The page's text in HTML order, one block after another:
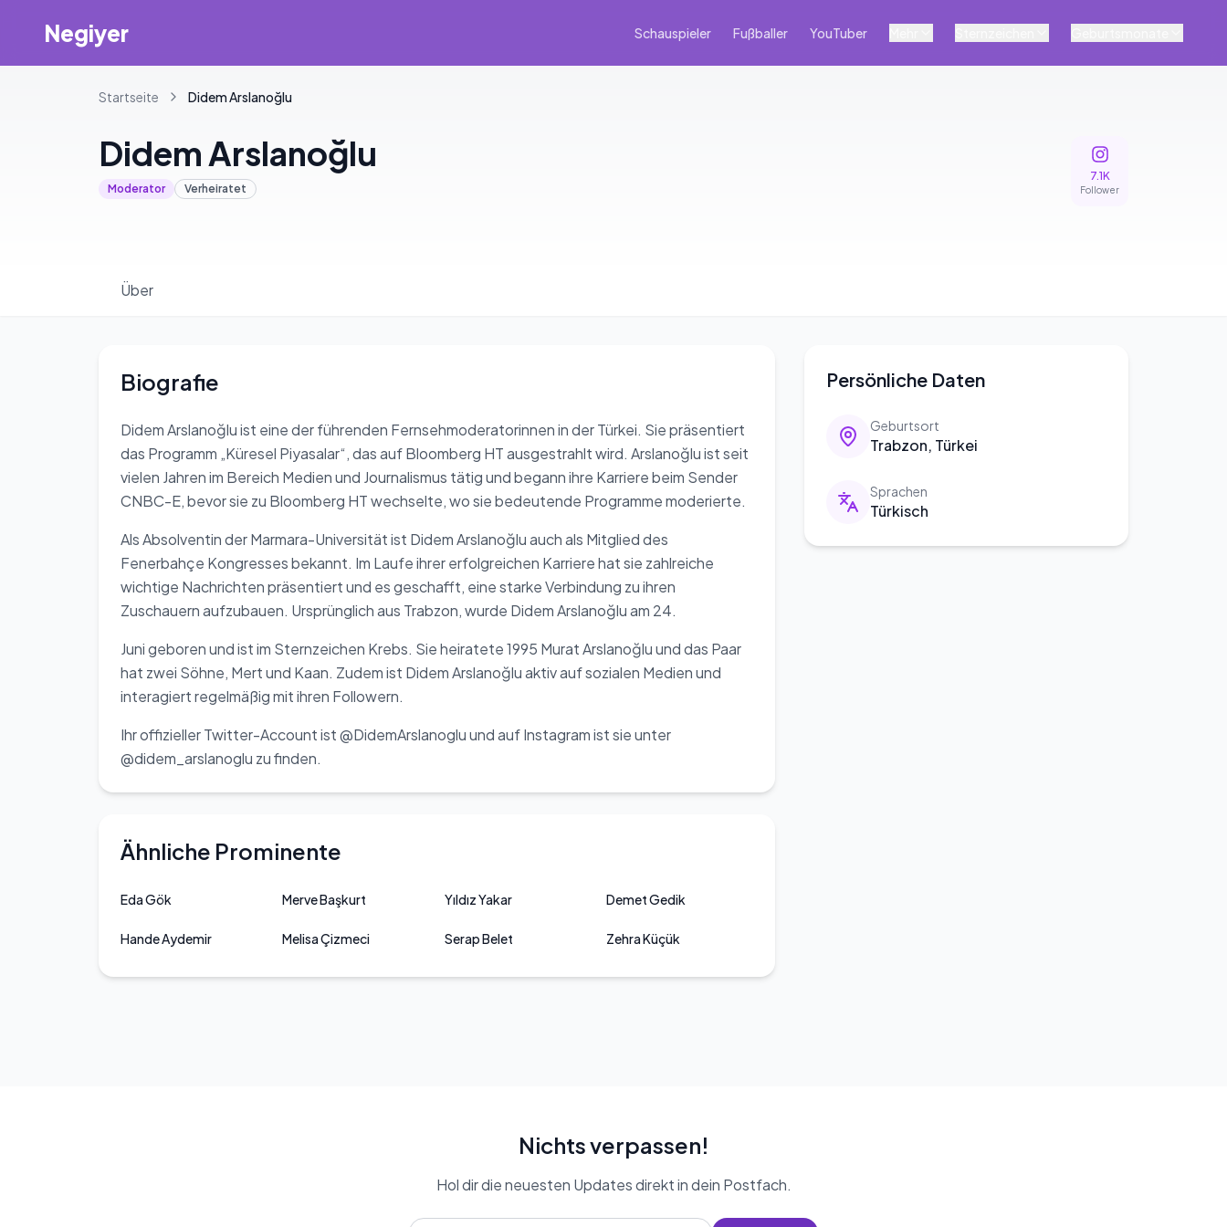
Negiyer Schauspieler Fußballer YouTuber
Startseite DidemArslanoğlu
DidemArslanoğlu
Moderator Verheiratet
7.1K
Follower
Über
Persönliche Daten
Geburtsort
Trabzon, Türkei
Sprachen
Türkisch
Biografie
Didem Arslanoğlu ist eine der führenden Fernsehmoderatorinnen in der Türkei. Sie präsentiert
das Programm „Küresel Piyasalar“, das auf Bloomberg HT ausgestrahlt wird. Arslanoğlu ist seit
vielen Jahren im Bereich Medien und Journalismus tätig und begann ihre Karriere beim Sender
CNBC-E, bevor sie zu Bloomberg HT wechselte, wo sie bedeutende Programme moderierte.
Als Absolventin der Marmara-Universität ist Didem Arslanoğlu auch als Mitglied des
Fenerbahçe Kongresses bekannt. Im Laufe ihrer erfolgreichen Karriere hat sie zahlreiche
wichtige Nachrichten präsentiert und es geschafft, eine starke Verbindung zu ihren
Zuschauern aufzubauen. Ursprünglich aus Trabzon, wurde Didem Arslanoğlu am 24.
Juni geboren und ist im Sternzeichen Krebs. Sie heiratete 1995 Murat Arslanoğlu und das Paar
hat zwei Söhne, Mert und Kaan. Zudem ist Didem Arslanoğlu aktiv auf sozialen Medien und
interagiert regelmäßig mit ihren Followern.
Ihr offizieller Twitter-Account ist @DidemArslanoglu und auf Instagram ist sie unter
@didem_arslanoglu zu finden.
Ähnliche Prominente
Eda Gök Merve Başkurt Yıldız Yakar Demet Gedik
Hande Aydemir Melisa Çizmeci Serap Belet Zehra Küçük
Nichts verpassen!
Hol dir die neuesten Updates direkt in dein Postfach.